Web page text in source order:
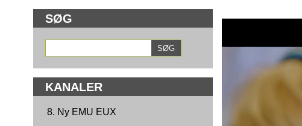
SØG
KANALER
8. Ny EMU EUX